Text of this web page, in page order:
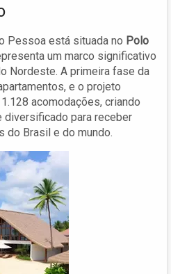
Pessoa está situada no Polo
um marco significativo
Nordeste. A primeira fase da
e o projeto
acomodações, criando
diversificado para receber
do Brasil e do mundo.